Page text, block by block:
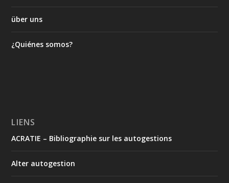
über uns
¿Quiénes somos?
LIENS
ACRATIE – Bibliographie sur les autogestions
Alter autogestion